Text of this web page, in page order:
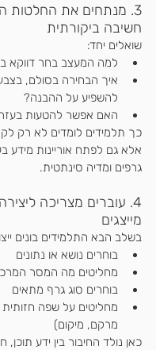
3. מנתחים את החלטות
חשיבה ביקורתית
שואלים יחד:
למה המעצב בחר דווקא
איך הבחירה בסולם,
להשפיע על ההבנה?
האם אפשר להטעות בעזרת
כך תלמידים לומדים לא רק
אלא גם לפתח אוריינות מידע
גרפים ומדיה סינתטית.
4. עוברים מצריכה
מייצגים
בשלב הבא התלמידים בונים
בוחרים נושא או נתונים
מחליטים מה המסר
בוחרים סוג גרף מתאים
מחליטים על שפה
מרקם, מיקום)
כאן נולד החיבור בין ידע תוכן,